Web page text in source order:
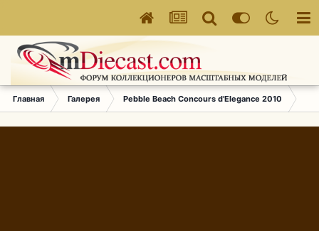
Главная Галерея Pebble Beach Concours d'Elegance 2010